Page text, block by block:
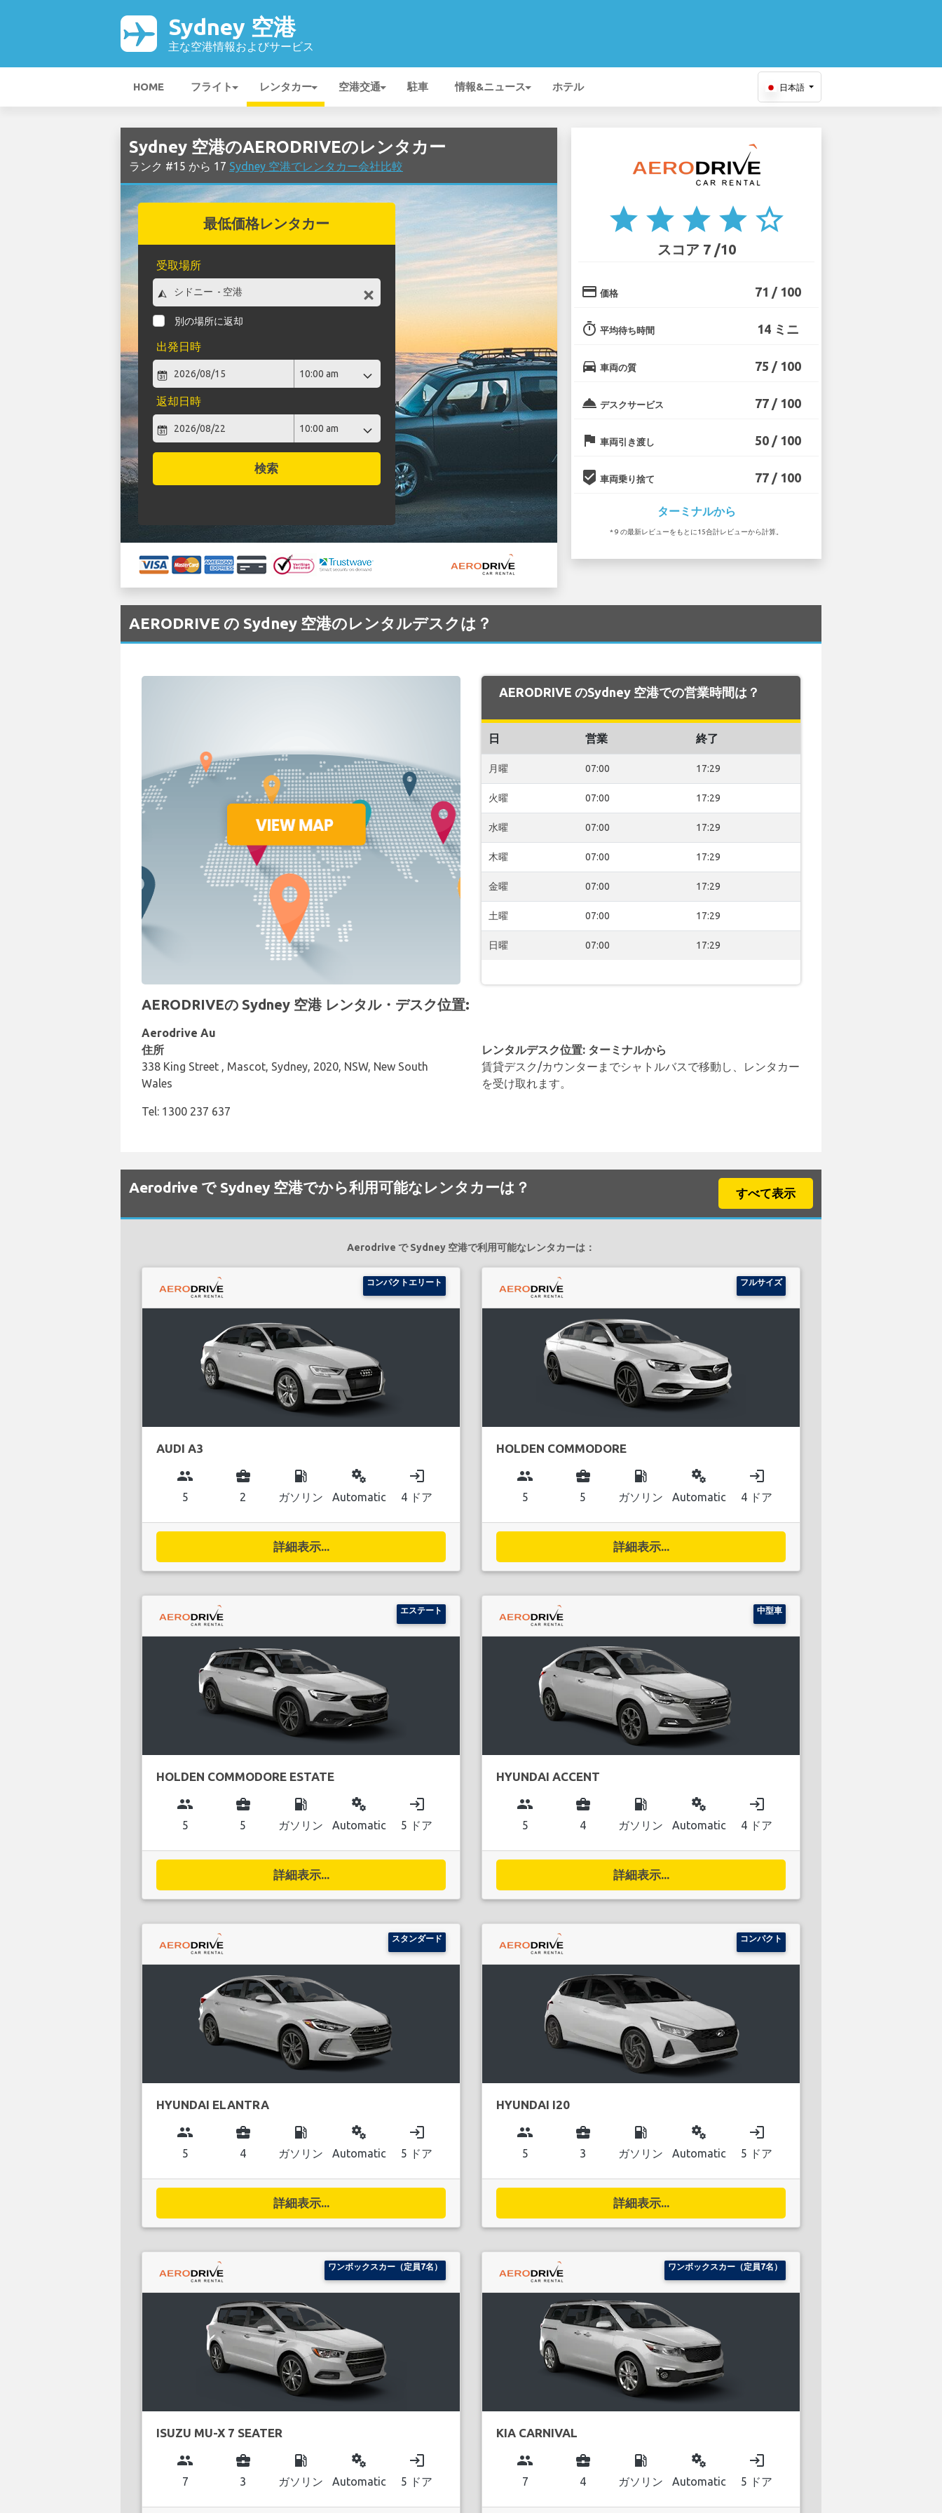
Sydney 空港
主な空港情報およびサービス
HOME フライト レンタカー 空港交通 駐車 情報&ニュース ホテル 日本語
Sydney 空港のAERODRIVEのレンタカー
ランク #15 から 17 Sydney 空港でレンタカー会社比較
最低価格レンタカー
受取場所
別の場所に返却
出発日時
返却日時
検索
star star star star star_border
スコア 7 /10
credit_card 価格 71 / 100
timer 平均待ち時間 14 ミニ
directions_car 車両の質 75 / 100
room_service デスクサービス 77 / 100
flag 車両引き渡し 50 / 100
beenhere 車両乗り捨て 77 / 100
ターミナルから
* 9 の最新レビューをもとに15合計レビューから計算。
AERODRIVE の Sydney 空港のレンタルデスクは？
AERODRIVE のSydney 空港での営業時間は？
日 営業 終了
月曜 07:00 17:29
火曜 07:00 17:29
水曜 07:00 17:29
木曜 07:00 17:29
金曜 07:00 17:29
土曜 07:00 17:29
日曜 07:00 17:29
AERODRIVEの Sydney 空港 レンタル・デスク位置:
Aerodrive Au
住所
338 King Street , Mascot, Sydney, 2020, NSW, New South
Wales
Tel: 1300 237 637
レンタルデスク位置: ターミナルから
賃貸デスク/カウンターまでシャトルバスで移動し、レンタカー
を受け取れます。
Aerodrive で Sydney 空港でから利用可能なレンタカーは？ すべて表示
Aerodrive で Sydney 空港で利用可能なレンタカーは：
コンパクトエリート
AUDI A3
group
5
business_center
2
local_gas_station
ガソリン
miscellaneous_services
Automatic
login
4 ドア
詳細表示...
フルサイズ
HOLDEN COMMODORE
group
5
business_center
5
local_gas_station
ガソリン
miscellaneous_services
Automatic
login
4 ドア
詳細表示...
エステート
HOLDEN COMMODORE ESTATE
group
5
business_center
5
local_gas_station
ガソリン
miscellaneous_services
Automatic
login
5 ドア
詳細表示...
中型車
HYUNDAI ACCENT
group
5
business_center
4
local_gas_station
ガソリン
miscellaneous_services
Automatic
login
4 ドア
詳細表示...
スタンダード
HYUNDAI ELANTRA
group
5
business_center
4
local_gas_station
ガソリン
miscellaneous_services
Automatic
login
5 ドア
詳細表示...
コンパクト
HYUNDAI I20
group
5
business_center
3
local_gas_station
ガソリン
miscellaneous_services
Automatic
login
5 ドア
詳細表示...
ワンボックスカー（定員7名）
ISUZU MU-X 7 SEATER
group
7
business_center
3
local_gas_station
ガソリン
miscellaneous_services
Automatic
login
5 ドア
ワンボックスカー（定員7名）
KIA CARNIVAL
group
7
business_center
4
local_gas_station
ガソリン
miscellaneous_services
Automatic
login
5 ドア